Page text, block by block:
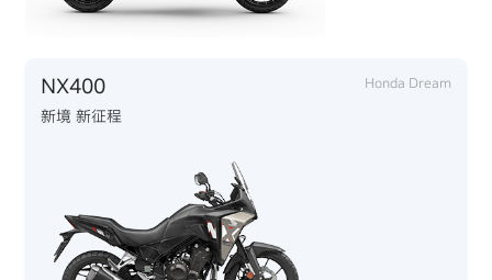
NX400 Honda Dream
新境 新征程